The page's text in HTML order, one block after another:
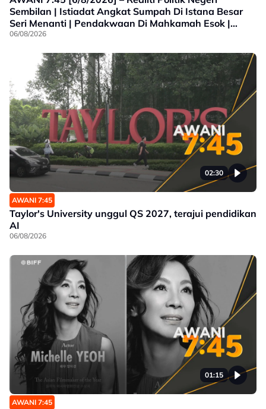
Sembilan | Istiadat Angkat Sumpah Di Istana Besar
Seri Menanti | Pendakwaan Di Mahkamah Esok |
Festival Filem Antarabangsa Busan
06/08/2026
02:30
AWANI 7:45
Taylor's University unggul QS 2027, terajui pendidikan
AI
06/08/2026
01:15
AWANI 7:45